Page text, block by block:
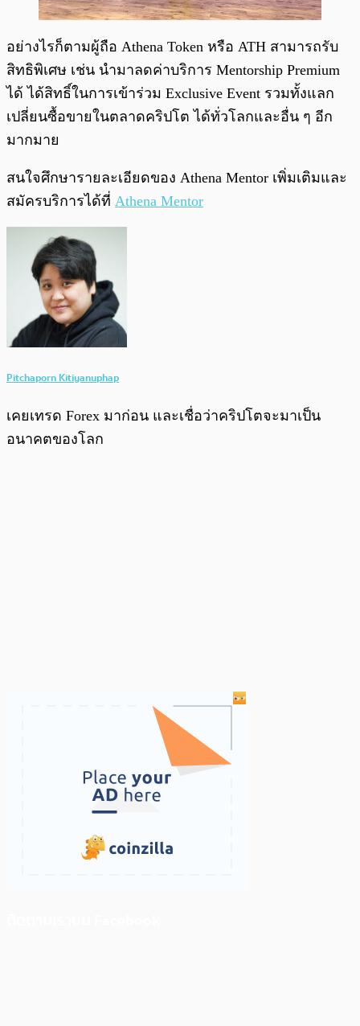
อย่างไรก็ตามผู้ถือ Athena Token หรือ ATH สามารถรับ
สิทธิพิเศษ เช่น นำมาลดค่าบริการ Mentorship Premium
ได้ ได้สิทธิ์ในการเข้าร่วม Exclusive Event รวมทั้งแลก
เปลี่ยนซื้อขายในตลาดคริปโต ได้ทั่วโลกและอื่น ๆ อีก
มากมาย
สนใจศึกษารายละเอียดของ Athena Mentor เพิ่มเติมและ
สมัครบริการได้ที่ Athena Mentor
Pitchaporn Kitiyanuphap
เคยเทรด Forex มาก่อน และเชื่อว่าคริปโตจะมาเป็น
อนาคตของโลก